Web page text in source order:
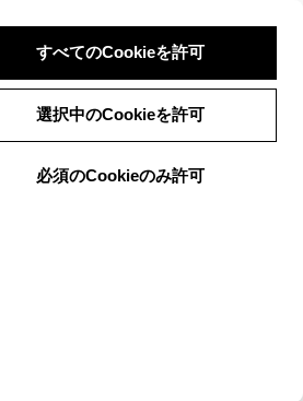
すべてのCookieを許可
選択中のCookieを許可
必須のCookieのみ許可
ログイン 検索 メニュー
メニュー